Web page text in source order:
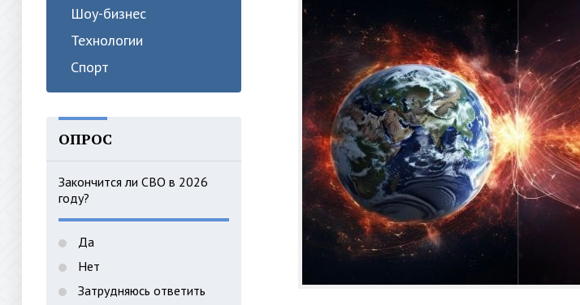
Шоу-бизнес
Технологии
Спорт
ОПРОС
Закончится ли СВО в 2026
году?
Да
Нет
Затрудняюсь ответить